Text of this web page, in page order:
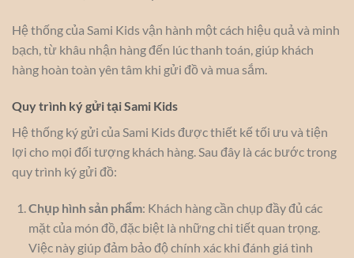
Hệ thống của Sami Kids vận hành một cách hiệu quả và minh
bạch, từ khâu nhận hàng đến lúc thanh toán, giúp khách
hàng hoàn toàn yên tâm khi gửi đồ và mua sắm.
Quy trình ký gửi tại Sami Kids
Hệ thống ký gửi của Sami Kids được thiết kế tối ưu và tiện
lợi cho mọi đối tượng khách hàng. Sau đây là các bước trong
quy trình ký gửi đồ:
Chụp hình sản phẩm: Khách hàng cần chụp đầy đủ các
mặt của món đồ, đặc biệt là những chi tiết quan trọng.
Việc này giúp đảm bảo độ chính xác khi đánh giá tình